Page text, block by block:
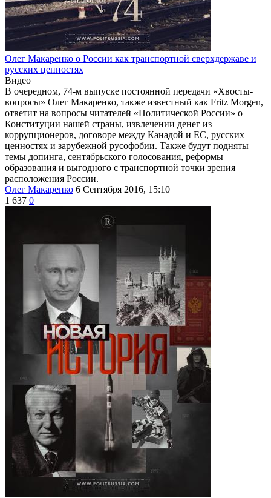
Олег Макаренко о России как транспортной сверхдержаве и
русских ценностях
Видео
В очередном, 74-м выпуске постоянной передачи «Хвосты-
вопросы» Олег Макаренко, также известный как Fritz Morgen,
ответит на вопросы читателей «Политической России» о
Конституции нашей страны, извлечении денег из
коррупционеров, договоре между Канадой и ЕС, русских
ценностях и зарубежной русофобии. Также будут подняты
темы допинга, сентябрьского голосования, реформы
образования и выгодного с транспортной точки зрения
расположения России.
Олег Макаренко 6 Сентября 2016, 15:10
1 637 0